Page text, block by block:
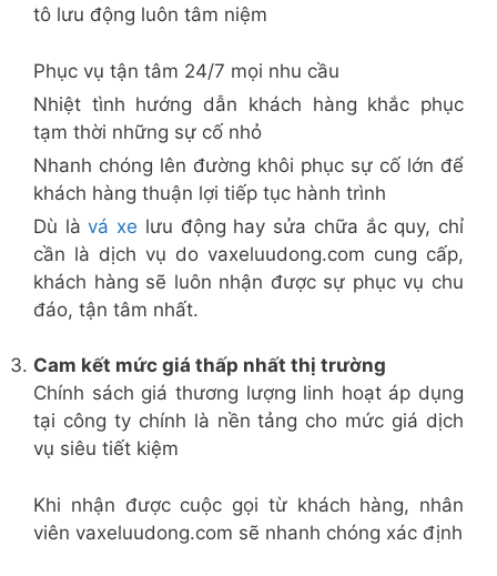
tô lưu động luôn tâm niệm
Phục vụ tận tâm 24/7 mọi nhu cầu
Nhiệt tình hướng dẫn khách hàng khắc phục
tạm thời những sự cố nhỏ
Nhanh chóng lên đường khôi phục sự cố lớn để
khách hàng thuận lợi tiếp tục hành trình
Dù làvá xe lưu động hay sửa chữa ắc quy, chỉ
cần là dịch vụ do vaxeluudong.com cung cấp,
khách hàng sẽ luôn nhận được sự phục vụ chu
đáo, tận tâm nhất.
Cam kết mức giá thấp nhất thị trường
Chính sách giá thương lượng linh hoạt áp dụng
tại công ty chính là nền tảng cho mức giá dịch
vụ siêu tiết kiệm
Khi nhận được cuộc gọi từ khách hàng, nhân
viên vaxeluudong.com sẽ nhanh chóng xác định